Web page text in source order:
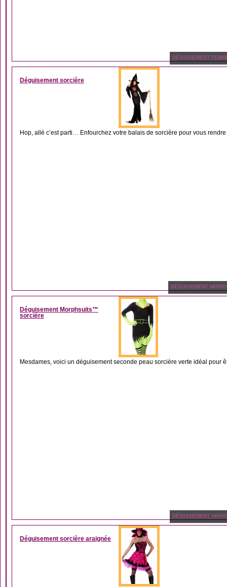
DÉGUISEMENT
Déguisement sorcière
Hop, allé c’est parti… Enfourchez votre balais de sorcière pour vous
DÉGUISEMENT
Déguisement Morphsuits™
sorcière
Mesdames, voici un déguisement seconde peau sorcière verte idéal pour
DÉGUISEMENT
Déguisement sorcière araignée